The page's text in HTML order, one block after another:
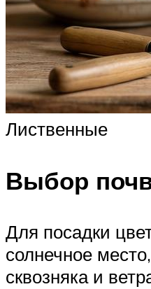
Лиственные
Выбор
Для посадки
солнечное
сквозняка и